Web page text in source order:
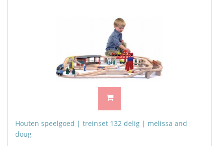
Houten speelgoed | treinset 132 delig | melissa and
doug